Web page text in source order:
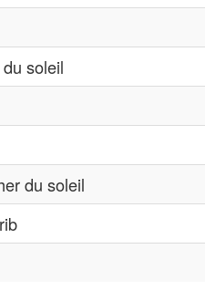
soleil
du soleil